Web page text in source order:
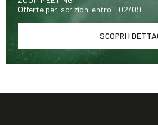
Offerte per iscrizioni entro il 02/09
SCOPRI I